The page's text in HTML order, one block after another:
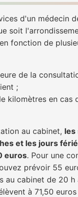
d'un médecin
soit
fonction de
de la
;
kilomètres en cas
au cabinet, les
et les jours
euros. Pour une
prévoir 55
au cabinet de 20
à 71,50